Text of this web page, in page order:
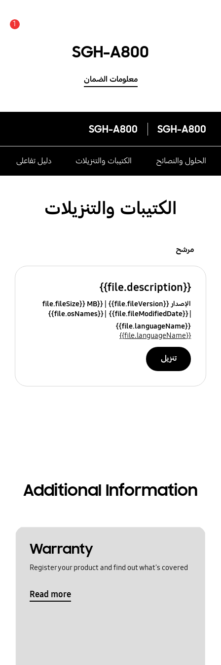
1
SGH-A800
معلومات الضمان
SGH-A800
SGH-A800
الحلول والنصائح الكتيبات والتنزيلات دليل تفاعلى
الكتيبات والتنزيلات
مرشح
{{file.description}}
الإصدار {{file.fileVersion}}
{{file.fileSize}} MB
{{file.fileModifiedDate}}
{{file.osNames}}
{{file.languageName}}
{{file.languageName}}
تنزيل
Additional Information
Warranty
Register your product and find out what's covered
Read more